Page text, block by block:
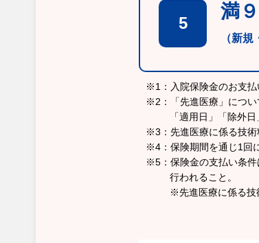
5
満
（新
※1：入院保険金のお支払
※2：「先進医療」につい
「適用日」「除外
※3：先進医療に係る技術
※4：保険期間を通じ1回
※5：保険金の支払い条
行われること。
※先進医療に係る技